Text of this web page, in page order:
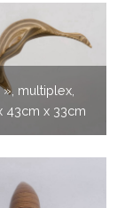
», multiplex,
43cm x 33cm